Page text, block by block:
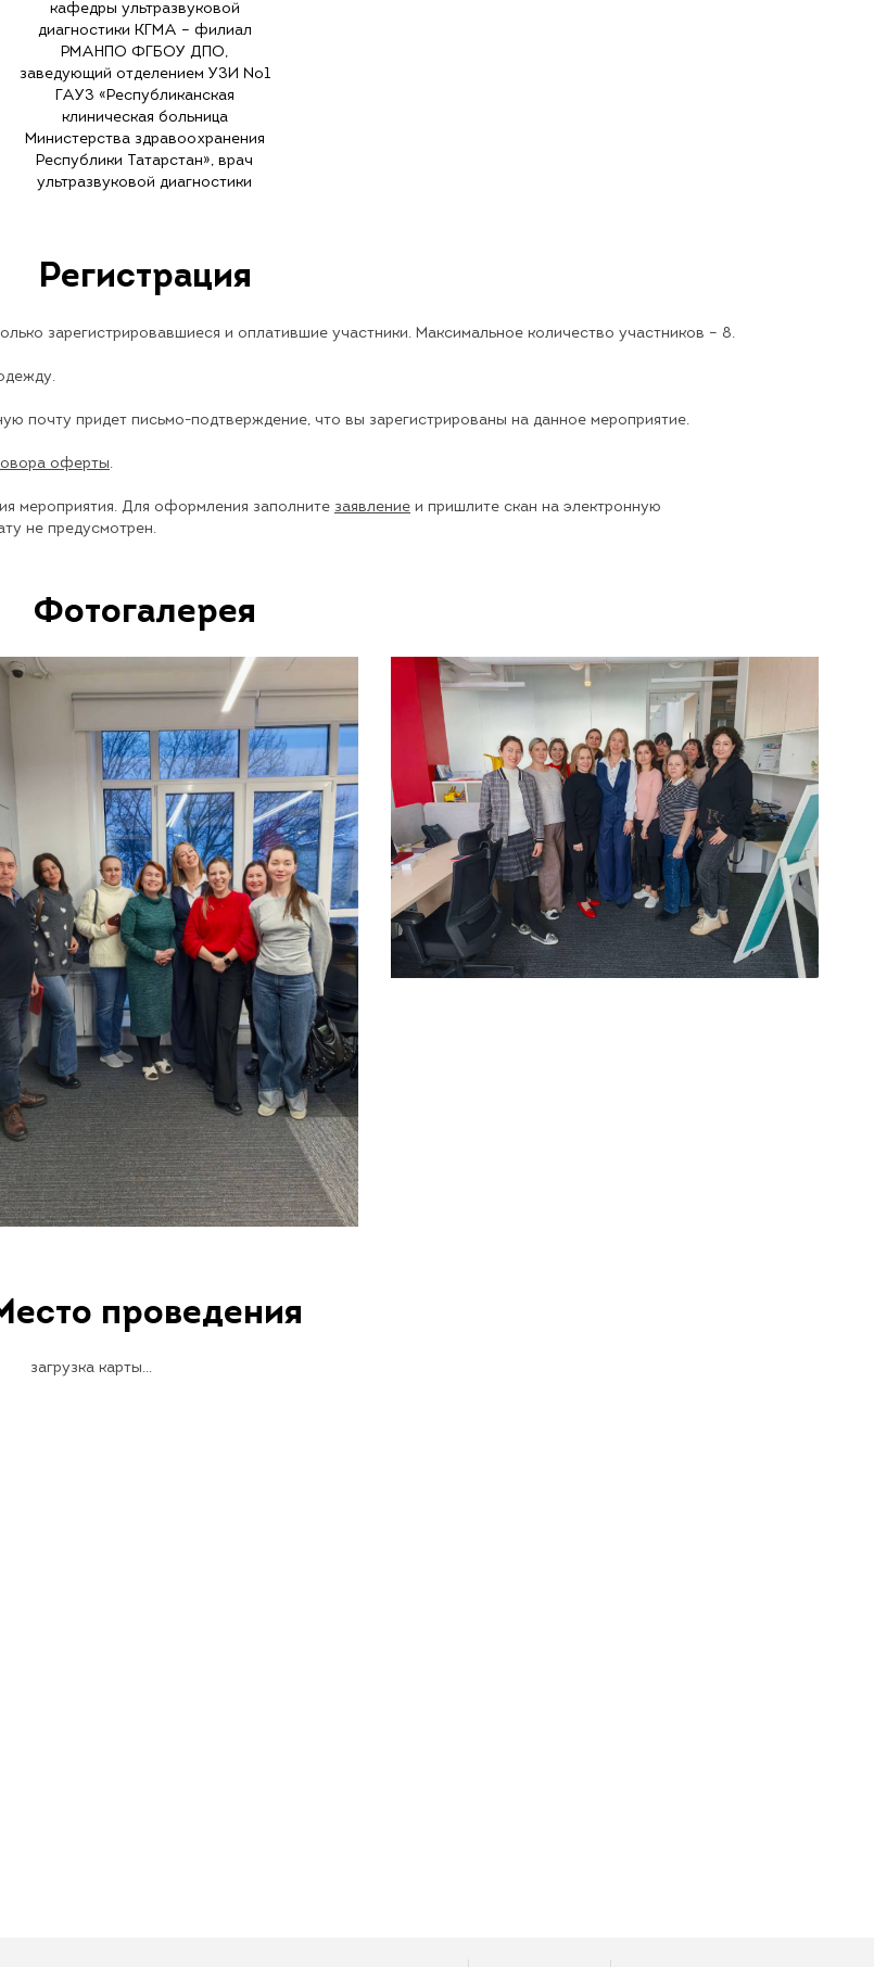
кафедры ультразвуковой
диагностики КГМА – филиал
РМАНПО ФГБОУ ДПО,
заведующий отделением УЗИ №1
ГАУЗ «Республиканская
клиническая больница
Министерства здравоохранения
Республики Татарстан», врач
ультразвуковой диагностики
Регистрация
зарегистрировавшиеся и оплатившие участники. Максимальное количество участников – 8.
почту придет письмо-подтверждение, что вы зарегистрированы на данное мероприятие.
оферты.
мероприятия. Для оформления заполните заявление и пришлите скан на электронную
не предусмотрен.
Фотогалерея
проведения
загрузка карты...